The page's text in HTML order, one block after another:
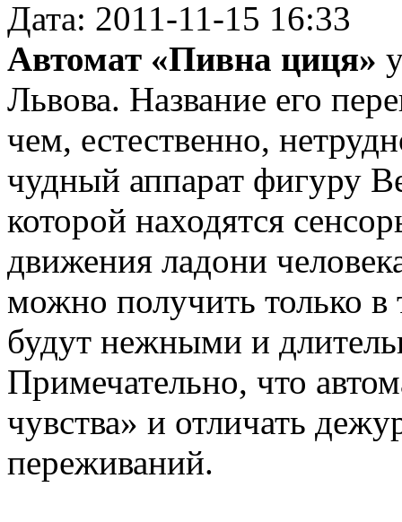
Дата: 2011-11-15 16:33
Автомат «Пивна циця»
Львова. Название его
чем, естественно,
чудный аппарат фигуру
которой находятся
движения ладони
можно получить только в
будут нежными и
Примечательно, что
чувства» и отличать
переживаний.